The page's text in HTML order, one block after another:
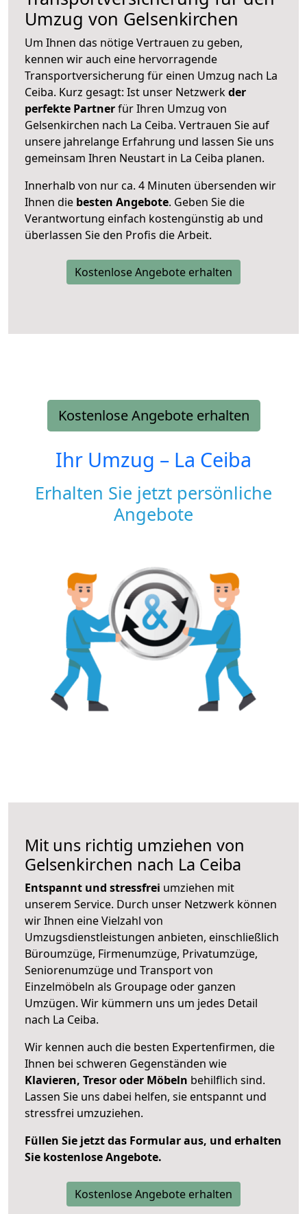
Umzug von Gelsenkirchen
Um Ihnen das nötige Vertrauen zu geben,
kennen wir auch eine hervorragende
Transportversicherung für einen Umzug nach La
Ceiba. Kurz gesagt: Ist unser Netzwerkder
perfekte Partnerfür Ihren Umzug von
Gelsenkirchen nach La Ceiba. Vertrauen Sie auf
unsere jahrelange Erfahrung und lassen Sie uns
gemeinsam Ihren Neustart in La Ceiba planen.
Innerhalb von nur ca. 4 Minuten übersenden wir
Ihnen die besten Angebote. Geben Sie die
Verantwortung einfach kostengünstig ab und
überlassen Sie den Profis die Arbeit.
Kostenlose Angebote erhalten
Kostenlose Angebote erhalten
Ihr Umzug – La Ceiba
Erhalten Sie jetzt persönliche
Angebote
Mit uns richtig umziehen von
Gelsenkirchen nach La Ceiba
Entspannt und stressfrei umziehen mit
unserem Service. Durch unser Netzwerk können
wir Ihnen eine Vielzahl von
Umzugsdienstleistungen anbieten, einschließlich
Büroumzüge, Firmenumzüge, Privatumzüge,
Seniorenumzüge und Transport von
Einzelmöbeln als Groupage oder ganzen
Umzügen. Wir kümmern uns um jedes Detail
nach La Ceiba.
Wir kennen auch die besten Expertenfirmen, die
Ihnen bei schweren Gegenständen wie
Klavieren, Tresor oder Möbeln behilflich sind.
Lassen Sie uns dabei helfen, sie entspannt und
stressfrei umzuziehen.
Füllen Sie jetzt das Formular aus, und erhalten
Sie kostenlose Angebote.
Kostenlose Angebote erhalten